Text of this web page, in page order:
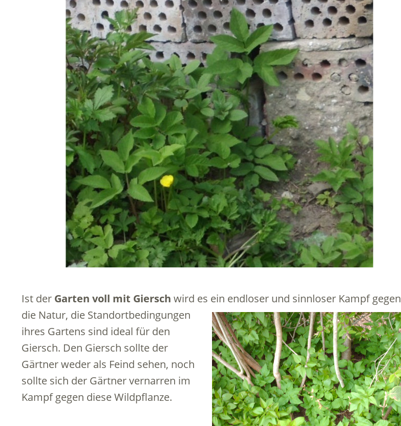
Ist der Garten voll mit Giersch wird es ein endloser und sinnloser Kampf gegen
die Natur, die Standortbedingungen
ihres Gartens sind ideal für den
Giersch. Den Giersch sollte der
Gärtner weder als Feind sehen, noch
sollte sich der Gärtner vernarren im
Kampf gegen diese Wildpflanze.